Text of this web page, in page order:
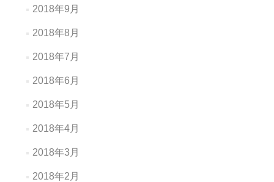
2018年9月
2018年8月
2018年7月
2018年6月
2018年5月
2018年4月
2018年3月
2018年2月